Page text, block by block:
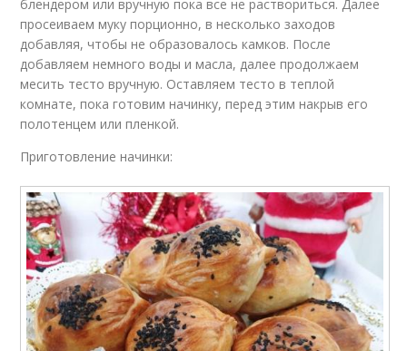
блендером или вручную пока все не раствориться. Далее
просеиваем муку порционно, в несколько заходов
добавляя, чтобы не образовалось камков. После
добавляем немного воды и масла, далее продолжаем
месить тесто вручную. Оставляем тесто в теплой
комнате, пока готовим начинку, перед этим накрыв его
полотенцем или пленкой.
Приготовление начинки: